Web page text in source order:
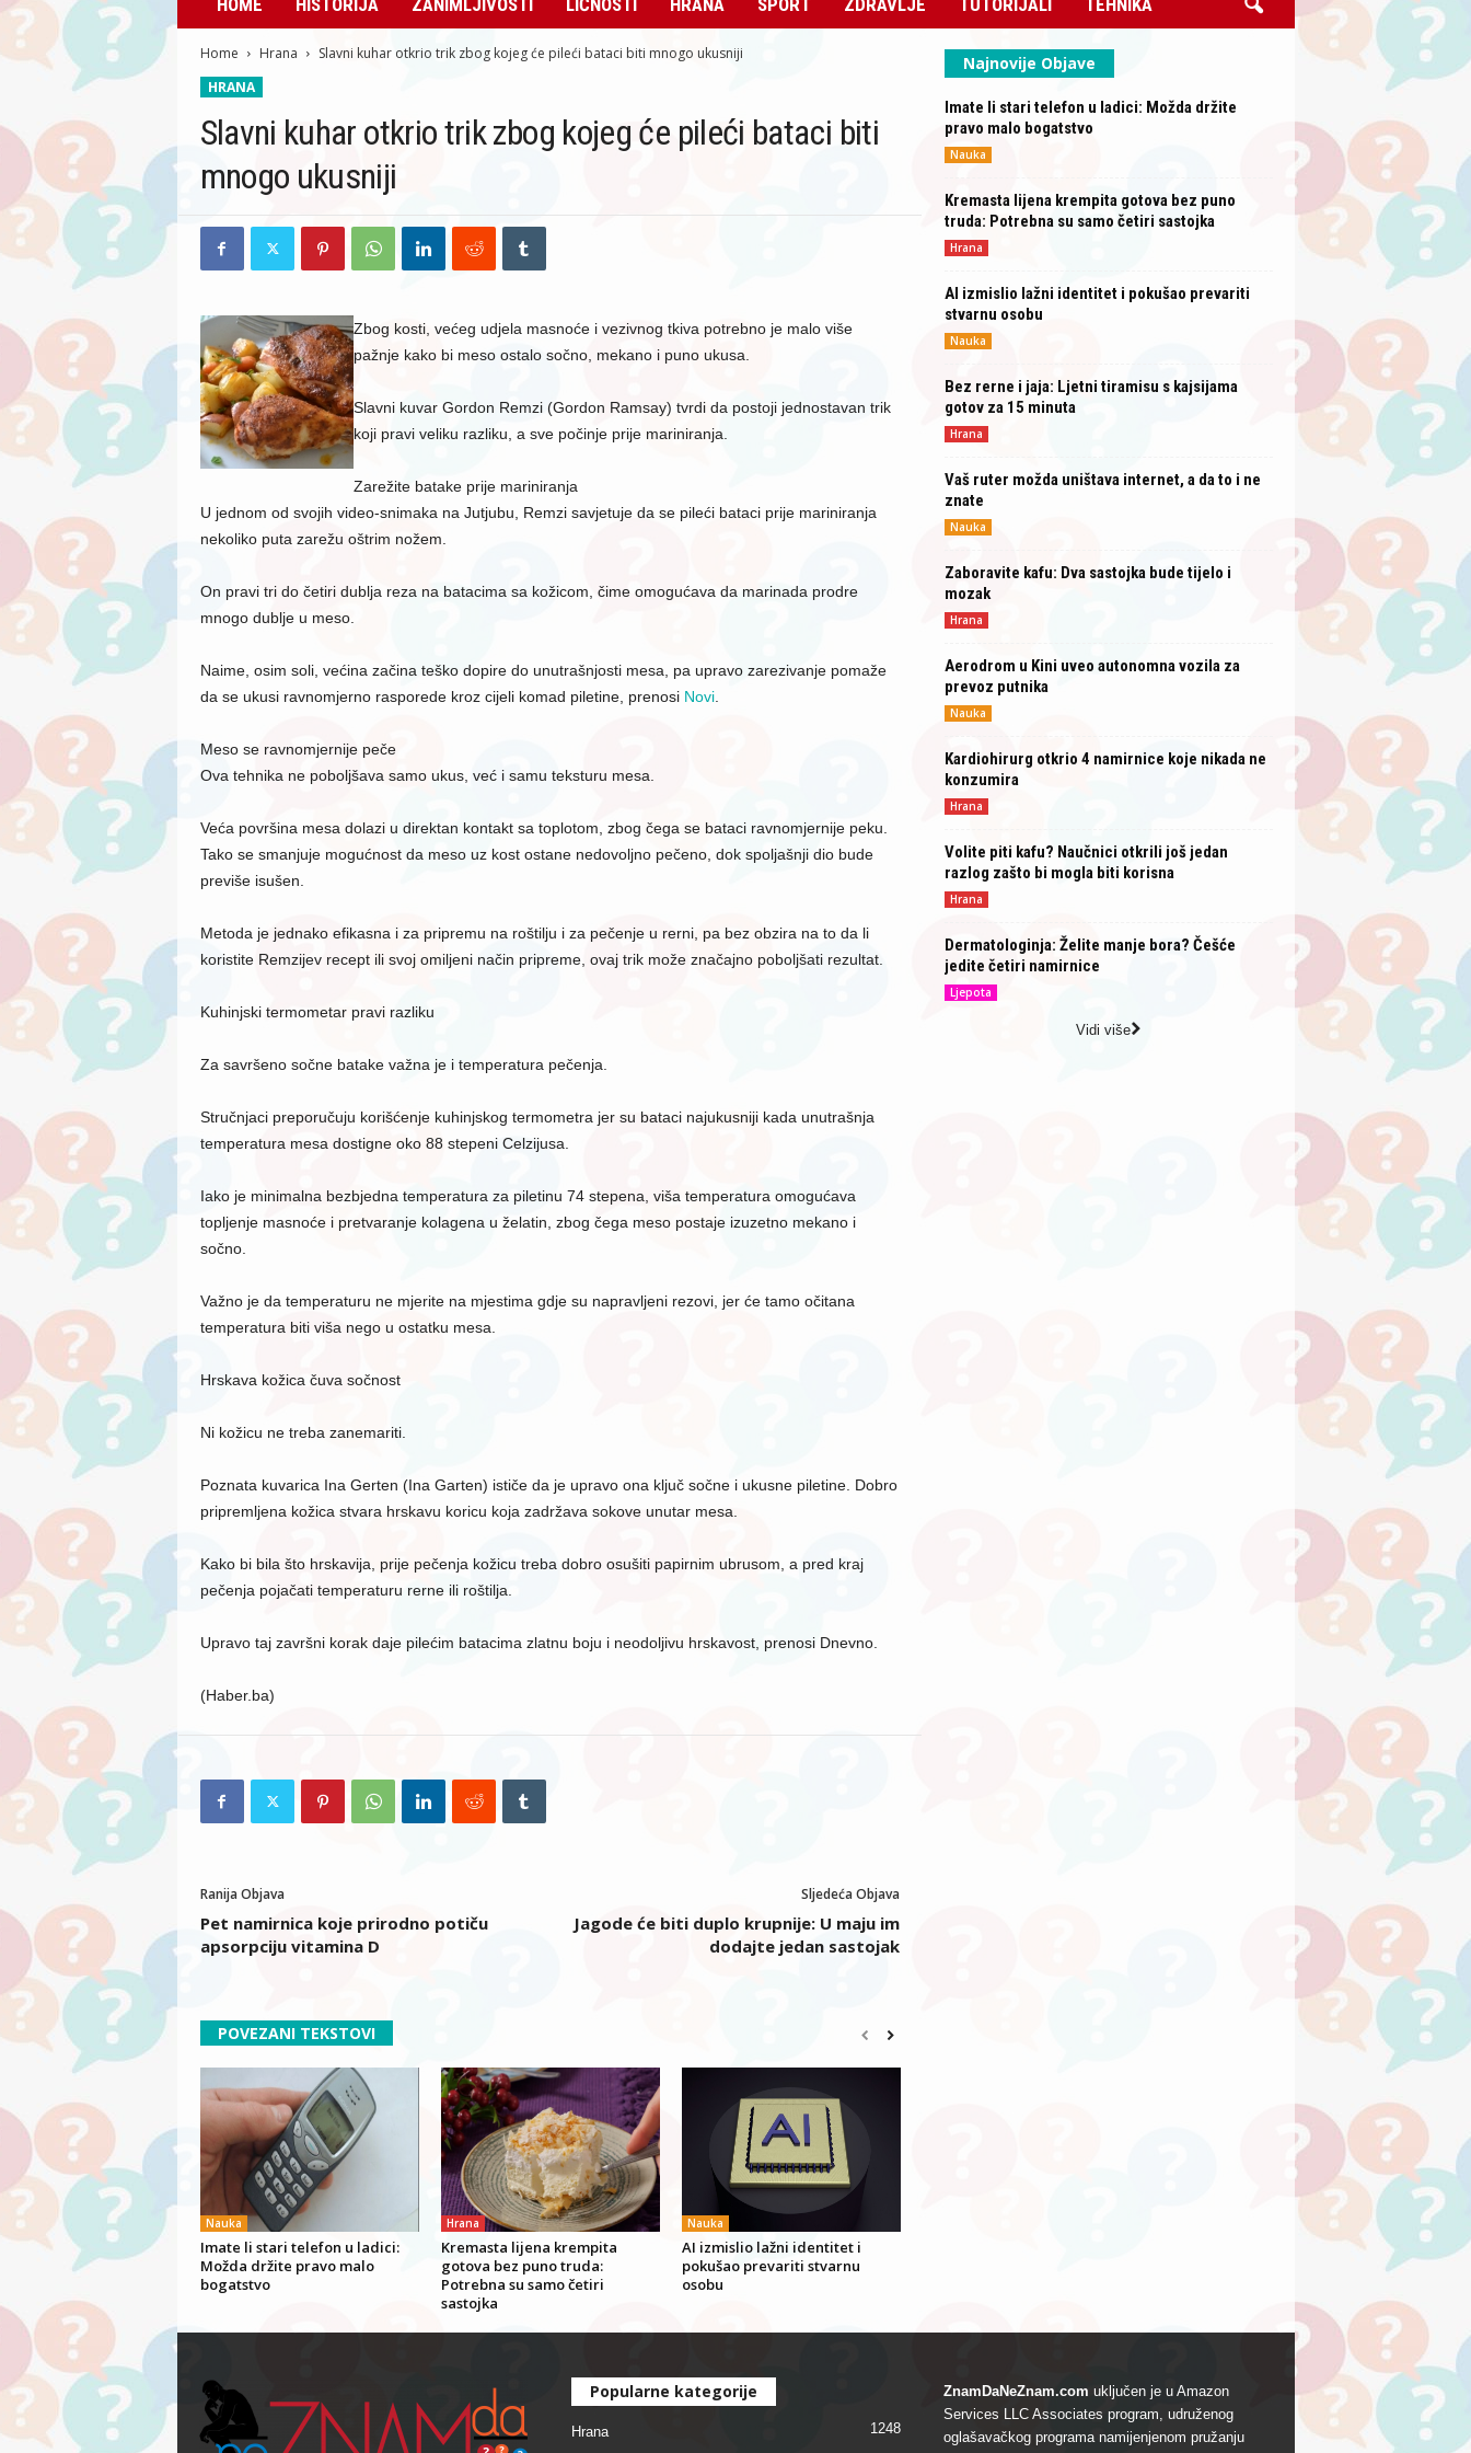
HOME HISTORIJA ZANIMLJIVOSTI LIČNOSTI HRANA SPORT ZDRAVLJE TUTORIJALI TEHNIKA
Home Hrana
Slavni kuhar otkrio trik zbog kojeg će pileći bataci biti mnogo ukusniji
HRANA
Slavni kuhar otkrio trik zbog kojeg će pileći bataci biti
mnogo ukusniji
Zbog kosti, većeg udjela masnoće i vezivnog tkiva potrebno je malo više
pažnje kako bi meso ostalo sočno, mekano i puno ukusa.
Slavni kuvar Gordon Remzi (Gordon Ramsay) tvrdi da postoji jednostavan trik
koji pravi veliku razliku, a sve počinje prije mariniranja.
Zarežite batake prije mariniranja
U jednom od svojih video-snimaka na Jutjubu, Remzi savjetuje da se pileći bataci prije mariniranja
nekoliko puta zarežu oštrim nožem.
On pravi tri do četiri dublja reza na batacima sa kožicom, čime omogućava da marinada prodre
mnogo dublje u meso.
Naime, osim soli, većina začina teško dopire do unutrašnjosti mesa, pa upravo zarezivanje pomaže
da se ukusi ravnomjerno rasporede kroz cijeli komad piletine, prenosi Novi.
Meso se ravnomjernije peče
Ova tehnika ne poboljšava samo ukus, već i samu teksturu mesa.
Veća površina mesa dolazi u direktan kontakt sa toplotom, zbog čega se bataci ravnomjernije peku.
Tako se smanjuje mogućnost da meso uz kost ostane nedovoljno pečeno, dok spoljašnji dio bude
previše isušen.
Metoda je jednako efikasna i za pripremu na roštilju i za pečenje u rerni, pa bez obzira na to da li
koristite Remzijev recept ili svoj omiljeni način pripreme, ovaj trik može značajno poboljšati rezultat.
Kuhinjski termometar pravi razliku
Za savršeno sočne batake važna je i temperatura pečenja.
Stručnjaci preporučuju korišćenje kuhinjskog termometra jer su bataci najukusniji kada unutrašnja
temperatura mesa dostigne oko 88 stepeni Celzijusa.
Iako je minimalna bezbjedna temperatura za piletinu 74 stepena, viša temperatura omogućava
topljenje masnoće i pretvaranje kolagena u želatin, zbog čega meso postaje izuzetno mekano i
sočno.
Važno je da temperaturu ne mjerite na mjestima gdje su napravljeni rezovi, jer će tamo očitana
temperatura biti viša nego u ostatku mesa.
Hrskava kožica čuva sočnost
Ni kožicu ne treba zanemariti.
Poznata kuvarica Ina Gerten (Ina Garten) ističe da je upravo ona ključ sočne i ukusne piletine. Dobro
pripremljena kožica stvara hrskavu koricu koja zadržava sokove unutar mesa.
Kako bi bila što hrskavija, prije pečenja kožicu treba dobro osušiti papirnim ubrusom, a pred kraj
pečenja pojačati temperaturu rerne ili roštilja.
Upravo taj završni korak daje pilećim batacima zlatnu boju i neodoljivu hrskavost, prenosi Dnevno.
(Haber.ba)
Ranija Objava
Pet namirnica koje prirodno potiču
apsorpciju vitamina D
Sljedeća Objava
Jagode će biti duplo krupnije: U maju im
dodajte jedan sastojak
POVEZANI TEKSTOVI
Nauka
Imate li stari telefon u ladici:
Možda držite pravo malo
bogatstvo
Hrana
Kremasta lijena krempita
gotova bez puno truda:
Potrebna su samo četiri
sastojka
Nauka
AI izmislio lažni identitet i
pokušao prevariti stvarnu
osobu
Najnovije Objave
Imate li stari telefon u ladici: Možda držite
pravo malo bogatstvo
Nauka
Kremasta lijena krempita gotova bez puno
truda: Potrebna su samo četiri sastojka
Hrana
AI izmislio lažni identitet i pokušao prevariti
stvarnu osobu
Nauka
Bez rerne i jaja: Ljetni tiramisu s kajsijama
gotov za 15 minuta
Hrana
Vaš ruter možda uništava internet, a da to i ne
znate
Nauka
Zaboravite kafu: Dva sastojka bude tijelo i
mozak
Hrana
Aerodrom u Kini uveo autonomna vozila za
prevoz putnika
Nauka
Kardiohirurg otkrio 4 namirnice koje nikada ne
konzumira
Hrana
Volite piti kafu? Naučnici otkrili još jedan
razlog zašto bi mogla biti korisna
Hrana
Dermatologinja: Želite manje bora? Češće
jedite četiri namirnice
Ljepota
Vidi više
Popularne kategorije
Hrana 1248
ZnamDaNeZnam.com uključen je u Amazon
Services LLC Associates program, udruženog
oglašavačkog programa namijenjenom pružanju